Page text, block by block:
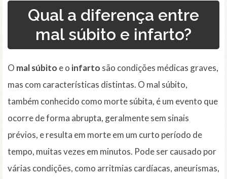
Qual a diferença entre
mal súbito e infarto?
O mal súbito e o infarto são condições médicas graves,
mas com características distintas. O mal súbito,
também conhecido como morte súbita, é um evento que
ocorre de forma abrupta, geralmente sem sinais
prévios, e resulta em morte em um curto período de
tempo, muitas vezes em minutos. Pode ser causado por
várias condições, como arritmias cardíacas, aneurismas,